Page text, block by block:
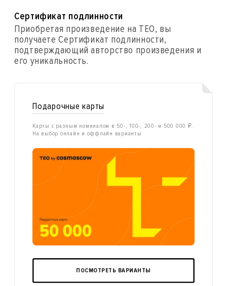
Сертификат подлинности
Приобретая произведение на ТЕО, вы
получаете Сертификат подлинности,
подтверждающий авторство произведения и
его уникальность.
Подарочные карты
Карты с разным номиналом в 50-, 100-, 200- и 500 000 ₽.
На выбор онлайн и оффлайн варианты
ПОСМОТРЕТЬ ВАРИАНТЫ